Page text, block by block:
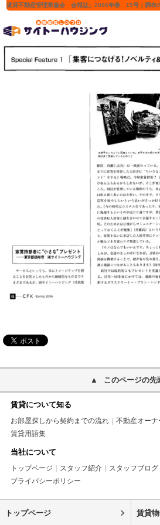
賃貸不動産管理業協会 会報誌」2006年春 19号｜調布
このページの先
賃貸について知る
お部屋探しから契約までの流れ 不動産オーナ
賃貸用語集
当社について
トップページ スタッフ紹介 スタッフブログ
プライバシーポリシー
トップページ 賃貸